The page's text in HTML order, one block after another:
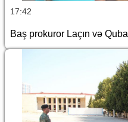
17:42
Baş prokuror Laçın və